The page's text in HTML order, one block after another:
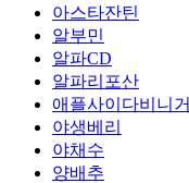
아스타잔틴
알부민
알파CD
알파리포산
애플사이다비니거
야생베리
야채수
양배추